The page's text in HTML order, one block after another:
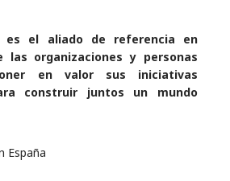
es el aliado de referencia en
las organizaciones y personas
en valor sus iniciativas
construir juntos un mundo
España